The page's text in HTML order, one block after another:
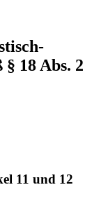
18 Abs. 2
11 und 12